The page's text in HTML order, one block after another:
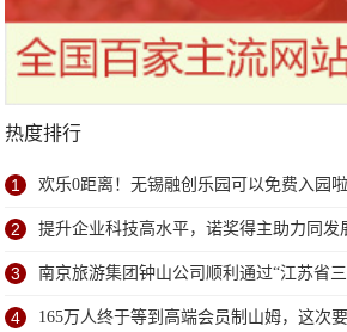
热度排行
1 欢乐0距离！无锡融创乐园可以免费入园啦
2 提升企业科技高水平，诺奖得主助力同发
3 南京旅游集团钟山公司顺利通过“江苏省
4 165万人终于等到高端会员制山姆，这次